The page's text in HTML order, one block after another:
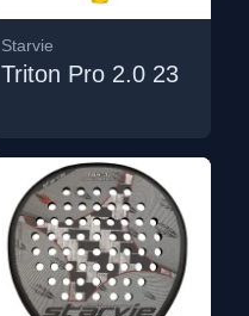
Starvie
Triton Pro 2.0 23